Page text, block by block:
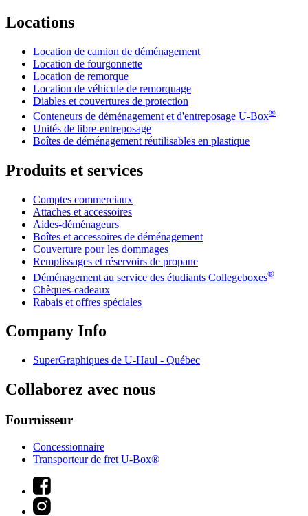
Locations
Location de camion de déménagement
Location de fourgonnette
Location de remorque
Location de véhicule de remorquage
Diables et couvertures de protection
Conteneurs de déménagement et d'entreposage U-Box®
Unités de libre-entreposage
Boîtes de déménagement réutilisables en plastique
Produits et services
Comptes commerciaux
Attaches et accessoires
Aides-déménageurs
Boîtes et accessoires de déménagement
Couverture pour les dommages
Remplissages et réservoirs de propane
Déménagement au service des étudiants Collegeboxes®
Chèques-cadeaux
Rabais et offres spéciales
Company Info
SuperGraphiques de U-Haul - Québec
Collaborez avec nous
Fournisseur
Concessionnaire
Transporteur de fret U-Box®